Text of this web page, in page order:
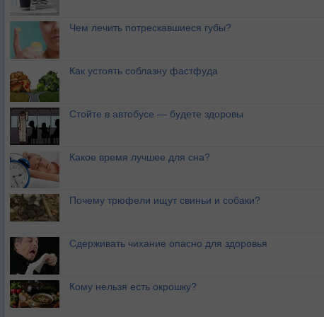
Чем лечить потрескавшиеся губы?
Как устоять соблазну фастфуда
Стойте в автобусе — будете здоровы
Какое время лучшее для сна?
Почему трюфели ищут свиньи и собаки?
Сдерживать чихание опасно для здоровья
Кому нельзя есть окрошку?